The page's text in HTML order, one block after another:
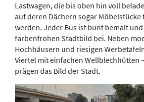
Lastwagen, die bis oben hin voll
auf deren Dächern sogar
werden. Jeder Bus ist bunt bemalt
farbenfrohen Stadtbild bei. Neben
Hochhäusern und riesigen
Viertel mit einfachen Wellblechhütten
prägen das Bild der Stadt.